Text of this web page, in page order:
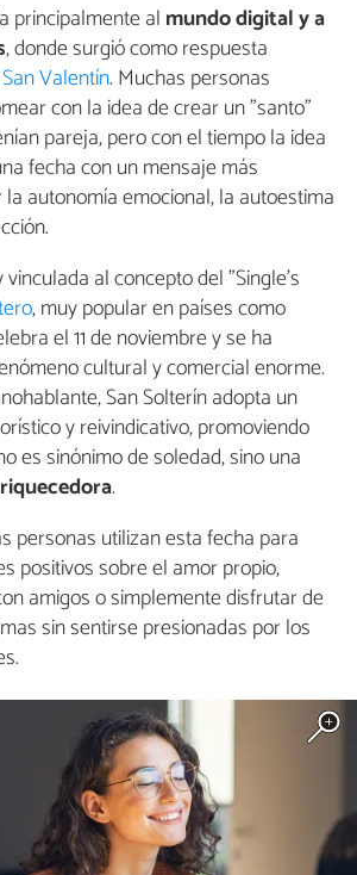
principalmente al mundo digital y a
, donde surgió como respuesta
Valentín. Muchas personas
con la idea de crear un "santo"
pareja, pero con el tiempo la idea
fecha con un mensaje más
autonomía emocional, la autoestima
al concepto del "Single’s
, muy popular en países como
el 11 de noviembre y se ha
cultural y comercial enorme.
San Solterín adopta un
y reivindicativo, promoviendo
es sinónimo de soledad, sino una
.
personas utilizan esta fecha para
positivos sobre el amor propio,
amigos o simplemente disfrutar de
sin sentirse presionadas por los